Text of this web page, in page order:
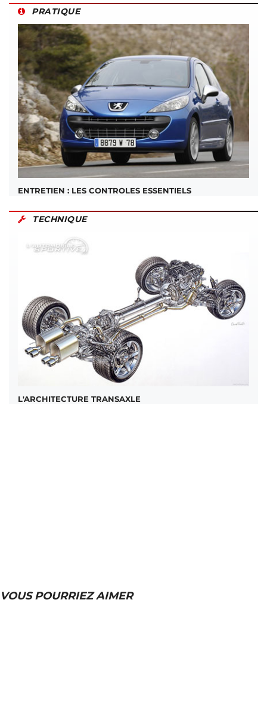
PRATIQUE
ENTRETIEN : LES CONTROLES ESSENTIELS
TECHNIQUE
L'ARCHITECTURE TRANSAXLE
VOUS POURRIEZ AIMER